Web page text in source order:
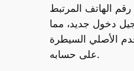
الهاتف المرتبط
دخول جديد، مما
الأصلي السيطرة
على حسابه.